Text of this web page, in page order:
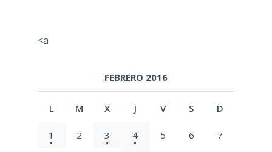
<a
FEBRERO 2016
L M X J V S D
1 2 3 4 5 6 7